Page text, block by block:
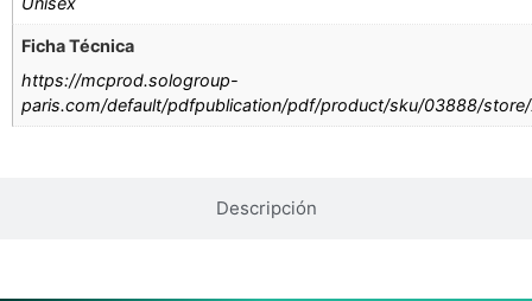
Descripción
Ficha Técnica
https://mcprod.sologroup-
paris.com/default/pdfpublication/pdf/product/sku/03888/